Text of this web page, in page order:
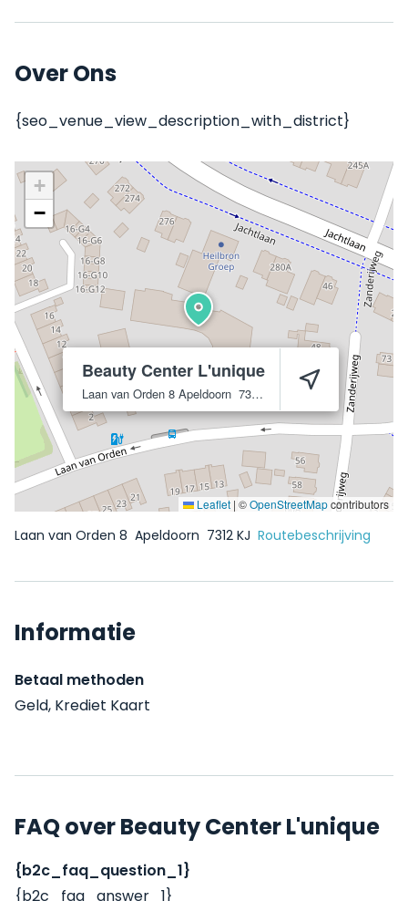
Over Ons
{seo_venue_view_description_with_district}
Beauty Center L'unique
Laan van Orden 8 Apeldoorn 7312 KJ
+
−
Leaflet | ©OpenStreetMapcontributors
Laan van Orden 8 Apeldoorn 7312 KJ Routebeschrijving
Informatie
Betaal methoden
Geld, Krediet Kaart
FAQ over Beauty Center L'unique
{b2c_faq_question_1}
{b2c_faq_answer_1}